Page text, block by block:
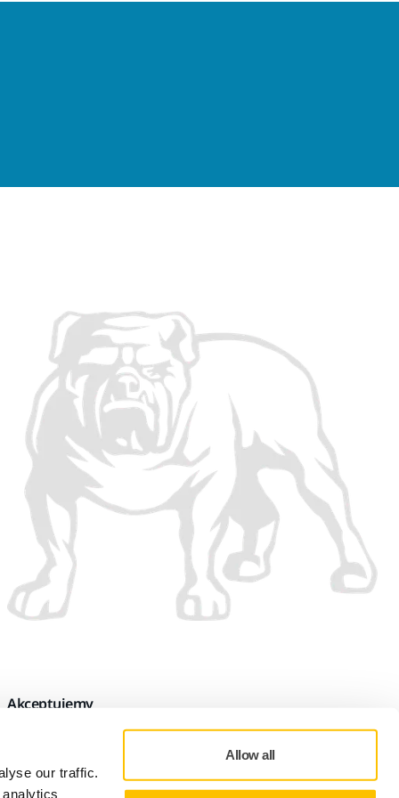
our traffic.
Allow all
Akceptujemy